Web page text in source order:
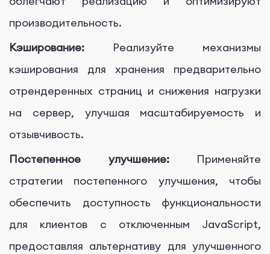
производительность.
Кэширование: Реализуйте механизмы
кэширования для хранения предварительно
отрендеренных страниц и снижения нагрузки
на сервер, улучшая масштабируемость и
отзывчивость.
Постепенное улучшение:Применяйте
стратегии постепенного улучшения, чтобы
обеспечить доступность функциональности
для клиентов с отключенным JavaScript,
предоставляя альтернативу для улучшенного